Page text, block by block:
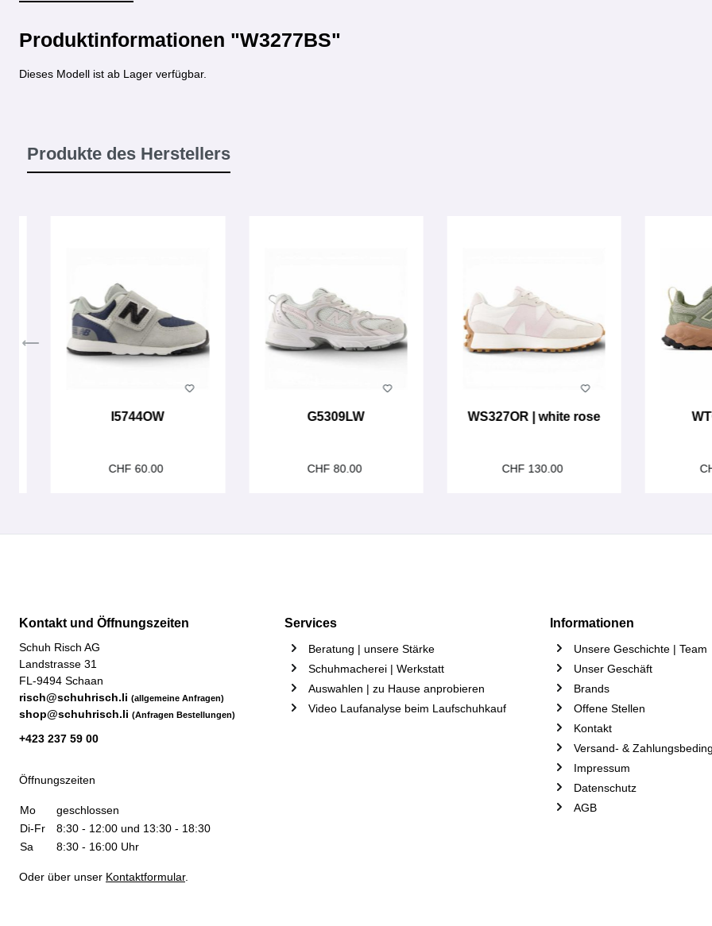
Produktinformationen "W3277BS"
Dieses Modell ist ab Lager verfügbar.
Produkte des Herstellers
I5744OW
CHF 60.00
G5309LW
CHF 80.00
WS327OR | white rose
CHF 130.00
Kontakt und Öffnungszeiten
Schuh Risch AG
Landstrasse 31
FL-9494 Schaan
risch@schuhrisch.li (allgemeine Anfragen)
shop@schuhrisch.li (Anfragen Bestellungen)
+423 237 59 00
Öffnungszeiten
Mo
geschlossen
Di-Fr
8:30 - 12:00 und 13:30 - 18:30
Sa
8:30 - 16:00 Uhr
Oder über unser Kontaktformular.
Services
Beratung | unsere Stärke
Schuhmacherei | Werkstatt
Auswahlen | zu Hause anprobieren
Video Laufanalyse beim Laufschuhkauf
Informationen
Unsere Geschichte | Team
Unser Geschäft
Brands
Offene Stellen
Kontakt
Versand- &
Impressum
Datenschutz
AGB